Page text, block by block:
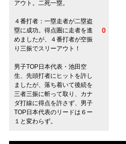
アウト。二死一塁。
４番打者：一塁走者が二塁盗
塁に成功。得点圏に走者を進
めましたが、４番打者が空振
り三振でスリーアウト！
男子TOP日本代表・池田空
生、先頭打者にヒットを許し
ましたが、落ち着いて後続を
三者三振に斬って取り、カナ
ダ打線に得点を許さず、男子
TOP日本代表のリードは６ー
１と変わらず。
0